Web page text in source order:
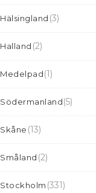
Hälsingland (3)
Halland (2)
Medelpad(1)
Södermanland(5)
Skåne (13)
Småland (2)
Stockholm (331)